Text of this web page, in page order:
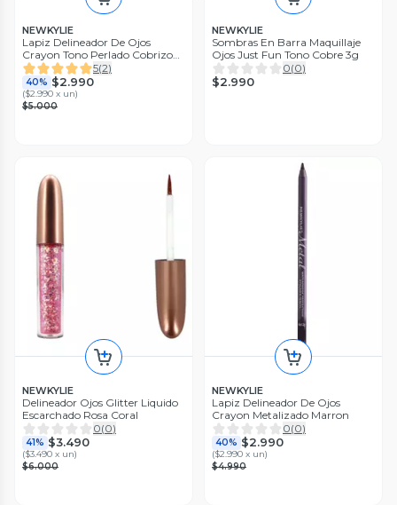
NEWKYLIE
Lapiz Delineador De Ojos
Crayon Tono Perlado Cobrizo
Pearl
5(2)
40% $2.990
($2.990 x un)
$5.000
NEWKYLIE
Sombras En Barra Maquillaje
Ojos Just Fun Tono Cobre 3g
0(0)
$2.990
NEWKYLIE
Delineador Ojos Glitter Liquido
Escarchado Rosa Coral
0(0)
41% $3.490
($3.490 x un)
$6.000
NEWKYLIE
Lapiz Delineador De Ojos
Crayon Metalizado Marron
0(0)
40% $2.990
($2.990 x un)
$4.990